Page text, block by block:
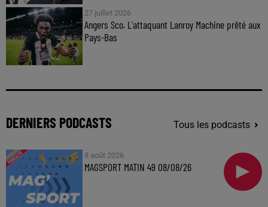
27 juillet 2026
Angers Sco. L'attaquant Lanroy Machine prêté aux
Pays-Bas
DERNIERS PODCASTS Tous les podcasts
8 août 2026
MAGSPORT MATIN 49 08/08/26